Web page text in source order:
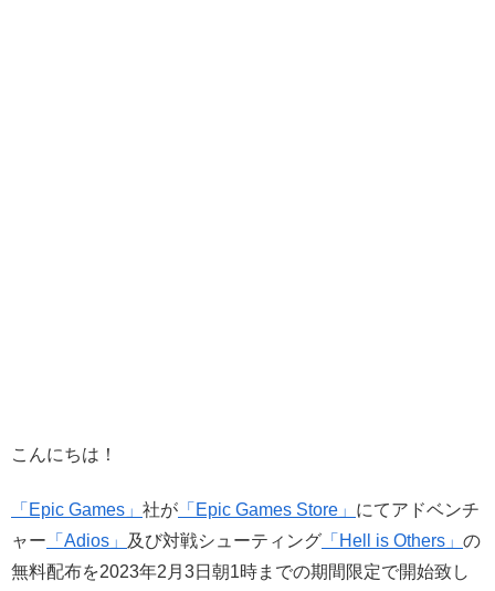
こんにちは！
「Epic Games」 社が 「Epic Games Store」 にてアドベンチ
ャー 「Adios」 及び対戦シューティング 「Hell is Others」 の
無料配布を2023年2月3日朝1時までの期間限定で開始致し